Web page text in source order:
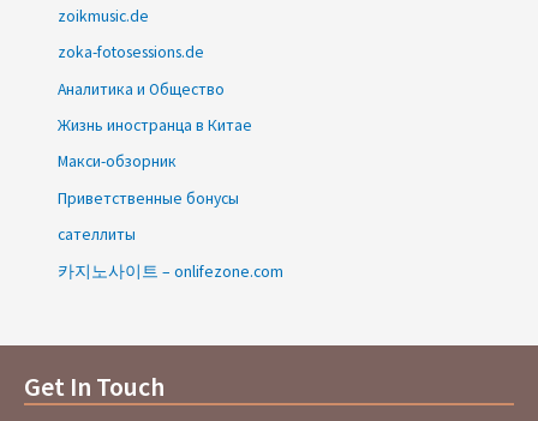
zoikmusic.de
zoka-fotosessions.de
Аналитика и Общество
Жизнь иностранца в Китае
Макси-обзорник
Приветственные бонусы
сателлиты
카지노사이트 – onlifezone.com
Get In Touch